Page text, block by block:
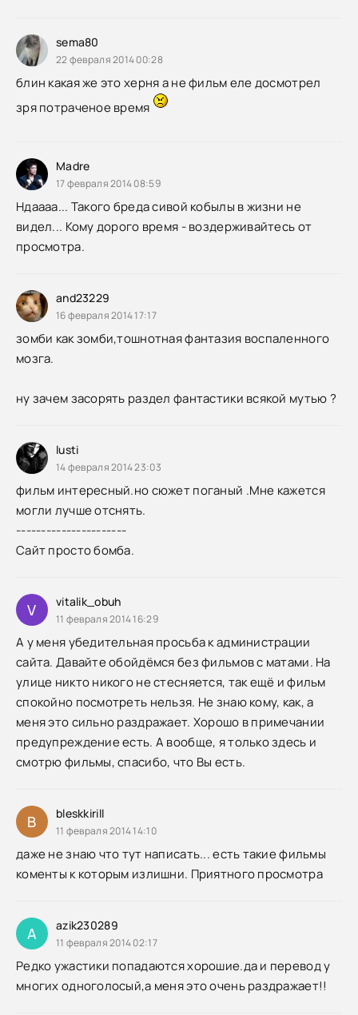
sema80
22 февраля 2014 00:28
блин какая же это херня а не фильм еле досмотрел
зря потраченое время
Madre
17 февраля 2014 08:59
Ндаааа... Такого бреда сивой кобылы в жизни не
видел... Кому дорого время - воздерживайтесь от
просмотра.
and23229
16 февраля 2014 17:17
зомби как зомби,тошнотная фантазия воспаленного
мозга.
ну зачем засорять раздел фантастики всякой мутью ?
lusti
14 февраля 2014 23:03
фильм интересный.но сюжет поганый .Мне кажется
могли лучше отснять.
----------------------
Сайт просто бомба.
V vitalik_obuh
11 февраля 2014 16:29
А у меня убедительная просьба к администрации
сайта. Давайте обойдёмся без фильмов с матами. На
улице никто никого не стесняется, так ещё и фильм
спокойно посмотреть нельзя. Не знаю кому, как, а
меня это сильно раздражает. Хорошо в примечании
предупреждение есть. А вообще, я только здесь и
смотрю фильмы, спасибо, что Вы есть.
B bleskkirill
11 февраля 2014 14:10
даже не знаю что тут написать... есть такие фильмы
коменты к которым излишни. Приятного просмотра
A azik230289
11 февраля 2014 02:17
Редко ужастики попадаются хорошие.да и перевод у
многих одноголосый,а меня это очень раздражает!!